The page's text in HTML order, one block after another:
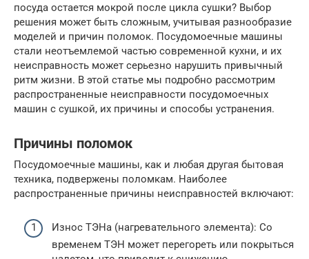
посуда остается мокрой после цикла сушки? Выбор
решения может быть сложным, учитывая разнообразие
моделей и причин поломок. Посудомоечные машины
стали неотъемлемой частью современной кухни, и их
неисправность может серьезно нарушить привычный
ритм жизни. В этой статье мы подробно рассмотрим
распространенные неисправности посудомоечных
машин с сушкой, их причины и способы устранения.
Причины поломок
Посудомоечные машины, как и любая другая бытовая
техника, подвержены поломкам. Наиболее
распространенные причины неисправностей включают:
Износ ТЭНа (нагревательного элемента): Со
временем ТЭН может перегореть или покрыться